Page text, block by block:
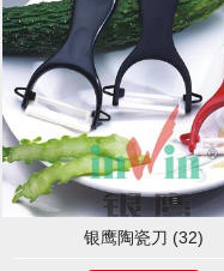
银鹰陶瓷刀 (32)